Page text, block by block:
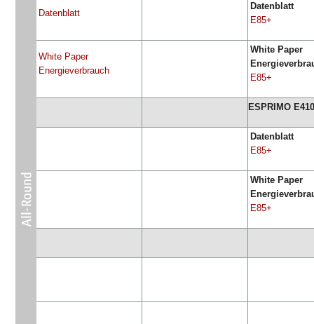
Datenblatt
Datenblatt
E85+
White Paper
Energieverbrauch
White Paper
E85+
ESPRIMO E410
Datenblatt
E85+
White Paper
E85+